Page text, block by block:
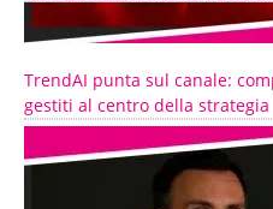
TrendAI punta sul canale:
gestiti al centro della strategia